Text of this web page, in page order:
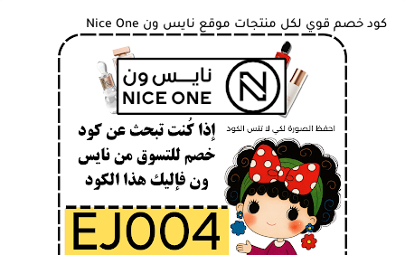
كود خصم قوي لكل منتجات موقع نايس ون Nice One